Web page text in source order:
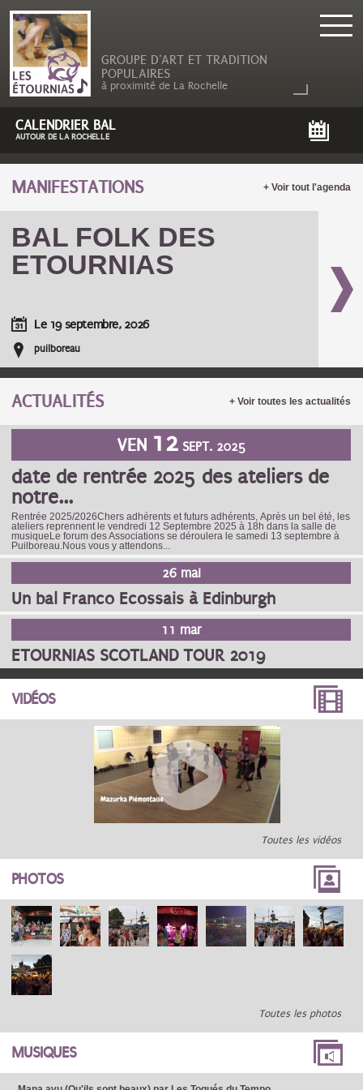
GROUPE D'ART ET TRADITION
POPULAIRES
à proximité de La Rochelle
CALENDRIER BAL
AUTOUR DE LA ROCHELLE
MANIFESTATIONS + Voir tout l'agenda
BAL FOLK DES
ETOURNIAS
Le 19 septembre, 2026
puilboreau
ACTUALITÉS + Voir toutes les actualités
VEN 12 SEPT. 2025
date de rentrée 2025 des ateliers de
notre...
Rentrée 2025/2026Chers adhérents et futurs adhérents, Après un bel été, les
ateliers reprennent le vendredi 12 Septembre 2025 à 18h dans la salle de
musiqueLe forum des Associations se déroulera le samedi 13 septembre à
Puilboreau.Nous vous y attendons...
26 mai
Un bal Franco Ecossais à Edinburgh
11 mar
ETOURNIAS SCOTLAND TOUR 2019
PAGES
VIDÉOS
Toutes les vidéos
PHOTOS
Toutes les photos
MUSIQUES